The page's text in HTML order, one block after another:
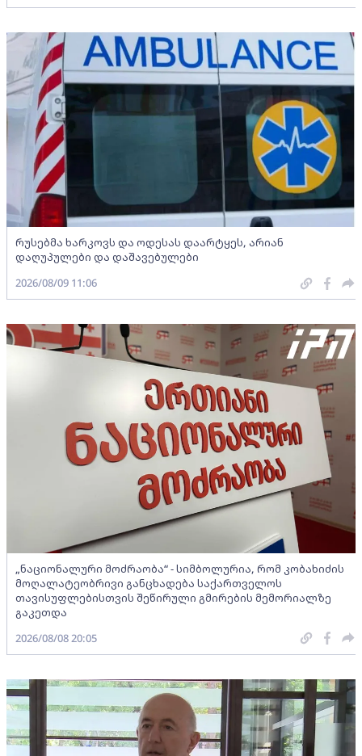
რუსებმა ხარკოვს და ოდესას დაარტყეს, არიან
დაღუპულები და დაშავებულები
2026/08/09 11:06
„ნაციონალური მოძრაობა“ - სიმბოლურია, რომ კობახიძის
მოღალატეობრივი განცხადება საქართველოს
თავისუფლებისთვის შეწირული გმირების მემორიალზე
გაკეთდა
2026/08/08 20:05